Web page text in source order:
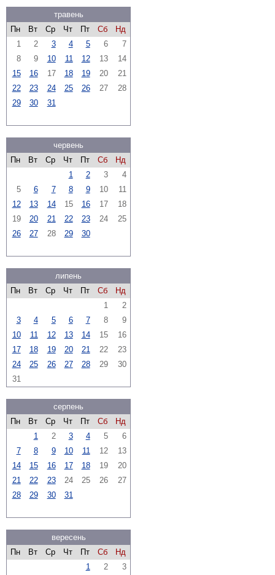
травень
Пн
Вт Ср Чт Пт Сб
Нд
1
2 3 4 5 6
7
8
9 10 11 12 13
14
15
16 17 18 19 20
21
22
23 24 25 26 27
28
29
30 31
червень
Пн
Вт Ср Чт Пт Сб
Нд
1
2 3
4
5
6 7 8 9 10
11
12
13 14 15 16 17
18
19
20 21 22 23 24
25
26
27 28 29 30
липень
Пн
Вт Ср Чт Пт Сб
Нд
1
2
3
4 5 6 7 8
9
10
11 12 13 14 15
16
17
18 19 20 21 22
23
24
25 26 27 28 29
30
31
серпень
Пн
Вт Ср Чт Пт Сб
Нд
1
2 3 4 5
6
7
8 9 10 11 12
13
14
15 16 17 18 19
20
21
22 23 24 25 26
27
28
29 30 31
вересень
Пн
Вт Ср Чт Пт Сб
Нд
1
2
3